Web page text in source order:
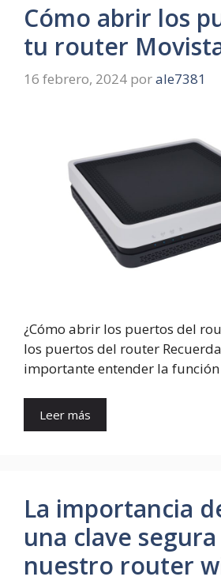
Cómo abrir los
tu router
16 febrero, 2024 porale7381
¿Cómo abrir los puertos del
los puertos del router
importante entender la
Leer más
La importancia
una clave
nuestro router